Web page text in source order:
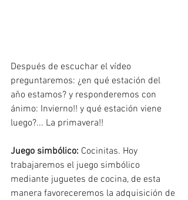
Después de escuchar el vídeo
preguntaremos: ¿en qué estación del
año estamos? y responderemos con
ánimo: Invierno!! y qué estación viene
luego?... La primavera!!
Juego simbólico: Cocinitas. Hoy
trabajaremos el juego simbólico
mediante juguetes de cocina, de esta
manera favoreceremos la adquisición de